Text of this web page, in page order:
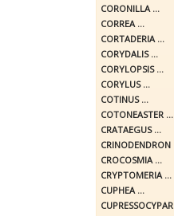
CORONILLA ...
CORREA ...
CORTADERIA ...
CORYDALIS ...
CORYLOPSIS ...
CORYLUS ...
COTINUS ...
COTONEASTER ...
CRATAEGUS ...
CRINODENDRON
CROCOSMIA ...
CRYPTOMERIA ...
CUPHEA ...